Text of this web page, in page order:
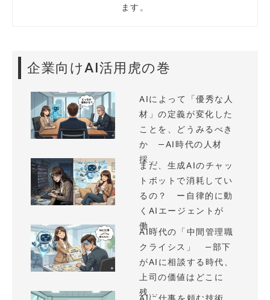
ます。
企業向けAI活用虎の巻
AIによって「優秀な人
材」の定義が変化した
ことを、どうみるべき
か —AI時代の人材
採...
まだ、生成AIのチャッ
トボットで消耗してい
るの？ ー自律的に動
くAIエージェントが
働...
AI時代の「中間管理職
クライシス」 —部下
がAIに相談する時代、
上司の価値はどこに
残...